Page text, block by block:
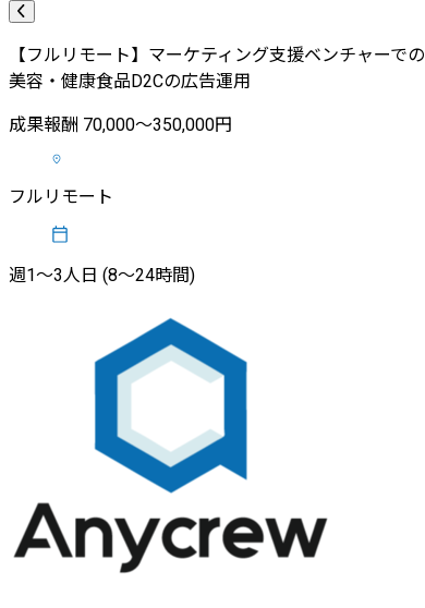
【フルリモート】マーケティング支援ベンチャーでの
美容・健康食品D2Cの広告運用
成果報酬 70,000〜350,000円
フルリモート
週1〜3人日 (8〜24時間)